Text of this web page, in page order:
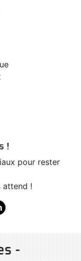
!
pour rester
attend !
-